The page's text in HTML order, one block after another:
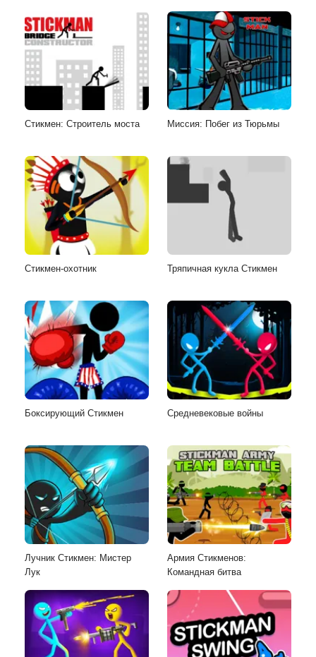
Стикмен: Строитель моста Миссия: Побег из Тюрьмы
Стикмен-охотник Тряпичная кукла Стикмен
Боксирующий Стикмен Средневековые войны
Лучник Стикмен: Мистер
Лук
Армия Стикменов:
Командная битва